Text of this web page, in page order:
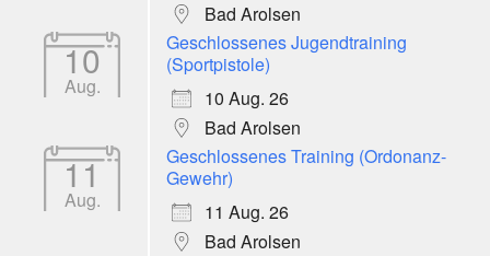
Bad Arolsen
10
Aug.
Geschlossenes Jugendtraining
(Sportpistole)
10 Aug. 26
Bad Arolsen
11
Aug.
Geschlossenes Training (Ordonanz-
Gewehr)
11 Aug. 26
Bad Arolsen